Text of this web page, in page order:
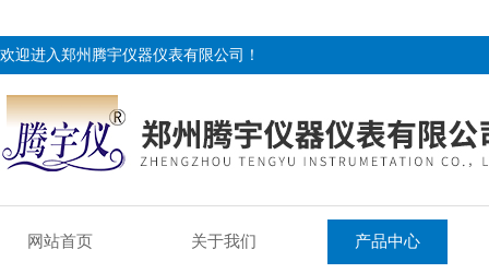
欢迎进入郑州腾宇仪器仪表有限公司！
网站首页 关于我们 产品中心